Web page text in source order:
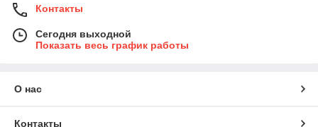
Контакты
Сегодня выходной
Показать весь график работы
О нас
Контакты